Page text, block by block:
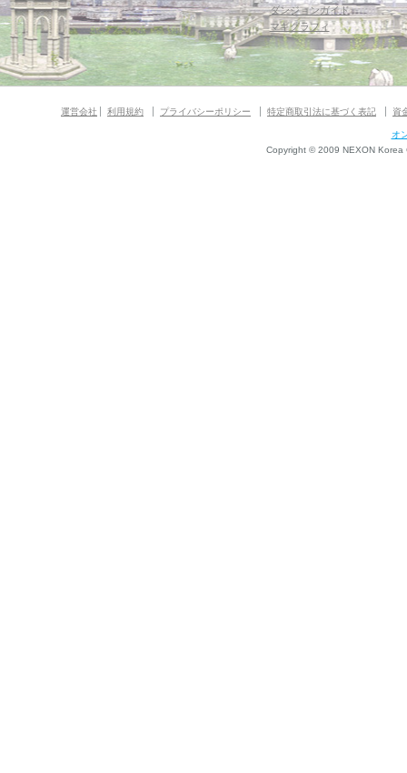
ダンジョンガイド
マギグラフィ
運営会社 利用規約 プライバシーポリシー 特定商取引法に基づく表記 資
オ
Copyright © 2009 NEXON Korea